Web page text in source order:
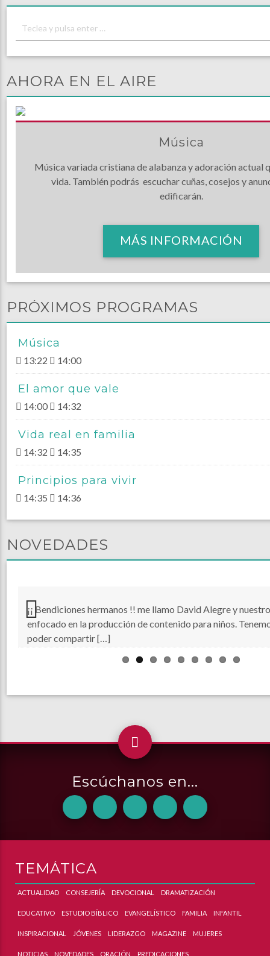
AHORA EN EL AIRE
Música
Música variada cristiana de alabanza y adoración actual
vida. También podrás escuchar cuñas, cosejos y
edificarán.
MÁS INFORMACIÓN
PRÓXIMOS PROGRAMAS
Música
13:22 14:00
El amor que vale
14:00 14:32
Vida real en familia
14:32 14:35
Principios para vivir
14:35 14:36
NOVEDADES
¡¡ Bendiciones hermanos !! me llamo David Alegre y
enfocado en la producción de contenido para niños.
poder compartir […]
Previous
Escúchanos en...
TEMÁTICA